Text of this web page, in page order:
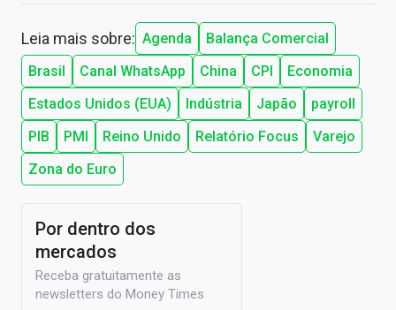
Leia mais sobre: Agenda
Balança Comercial
Brasil
Canal WhatsApp China CPI
Economia
Estados Unidos (EUA)
Indústria Japão
payroll
PIB
PMI Reino Unido Relatório Focus
Varejo
Zona do Euro
Por dentro dos
mercados
Receba gratuitamente as
newsletters do Money Times